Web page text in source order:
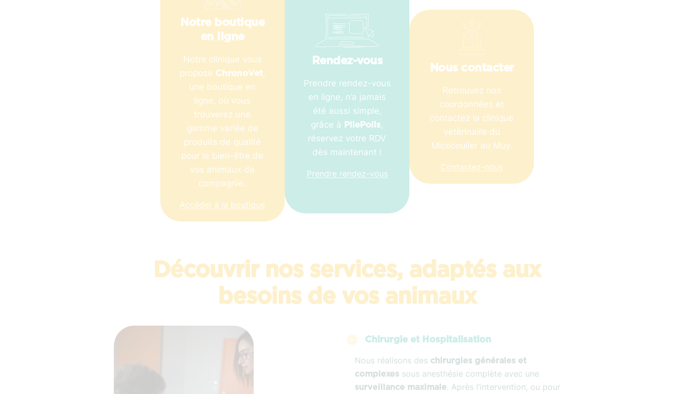
Notre boutique
en ligne
Notre clinique vous
propose ChronoVet,
une boutique en
ligne, où vous
trouverez une
gamme variée de
produits de qualité
pour le bien-être de
vos animaux de
compagnie.
Accéder à la boutique
Rendez-vous
Prendre rendez-vous
en ligne, n’a jamais
été aussi simple,
grâce à
PilePoils,
réservez votre RDV
dès maintenant !
Prendre rendez-vous
Nous contacter
Retrouvez nos
coordonnées et
contactez la clinique
vétérinaire du
Micocoulier au Muy.
Contactez-nous
Découvrir nos services, adaptés aux
besoins de vos animaux
Chirurgie et Hospitalisation
Nous réalisons des chirurgies générales et
complexes sous anesthésie complète avec une
surveillance maximale. Après l’intervention, ou pour